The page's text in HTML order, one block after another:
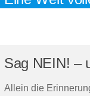
Sag NEIN! –
Allein die